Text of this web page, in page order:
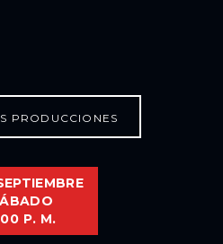
PRODUCCIONES
P. M.